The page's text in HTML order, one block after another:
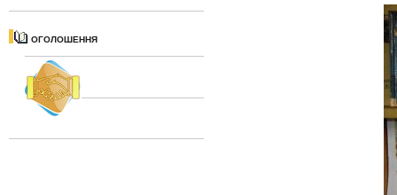
ОГОЛОШЕННЯ